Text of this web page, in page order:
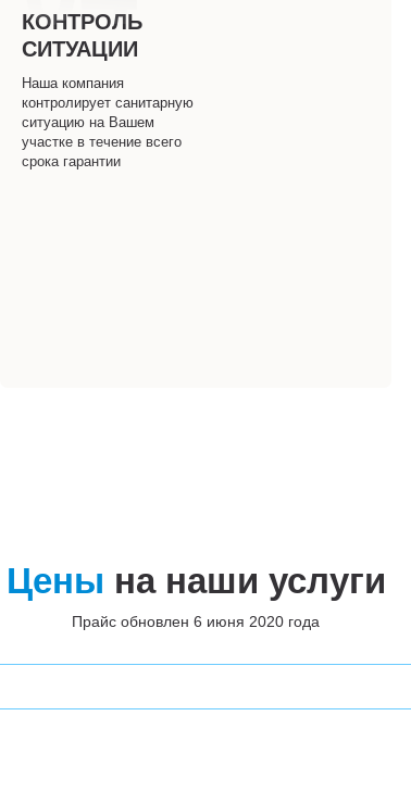
КОНТРОЛЬ
СИТУАЦИИ
Наша компания
контролирует санитарную
ситуацию на Вашем
участке в течение всего
срока гарантии
Цены на наши услуги
Прайс обновлен 6 июня 2020 года